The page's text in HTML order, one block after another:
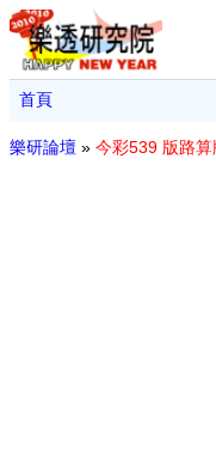
首頁
樂研論壇 » 今彩539 版路算